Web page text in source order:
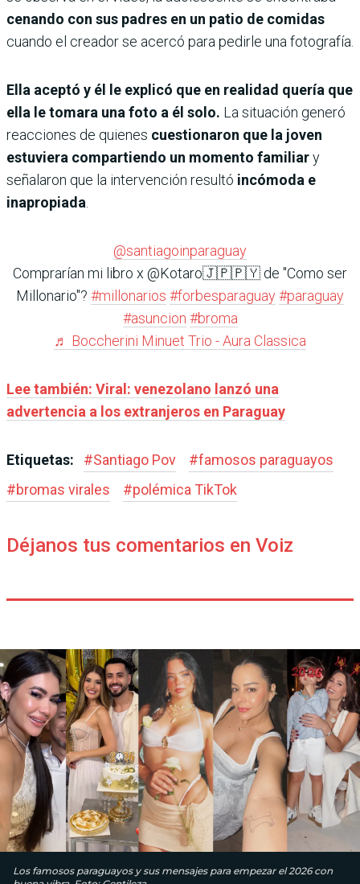
cenando con sus padres en un patio de comidas
cuando el creador se acercó para pedirle una fotografía.
Ella aceptó y él le explicó que en realidad quería que
ella le tomara una foto a él solo. La situación generó
reacciones de quienes cuestionaron que la joven
estuviera compartiendo un momento familiary
señalaron que la intervención resultó incómoda e
inapropiada
@santiagoinparaguay
Comprarían mi libro x @Kotaro🇯🇵🇵🇾 de "Como ser
Millonario"? #millonarios #forbesparaguay#paraguay
#asuncion #broma
♬ Boccherini Minuet Trio - Aura Classica
Lee también: Viral: venezolano lanzó una
advertencia a los extranjeros en Paraguay
Etiquetas: #Santiago Pov #famosos paraguayos
#bromas virales #polémica TikTok
Déjanos tus comentarios en Voiz
Los famosos paraguayos y sus mensajes para empezar el 2026 con